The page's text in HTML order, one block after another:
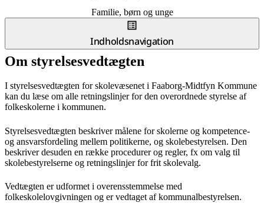
Familie, børn og unge
Indholdsnavigation
Om styrelsesvedtægten
I styrelsesvedtægten for skolevæsenet i Faaborg-Midtfyn Kommune
kan du læse om alle retningslinjer for den overordnede styrelse af
folkeskolerne i kommunen.
Styrelsesvedtægten beskriver målene for skolerne og kompetence-
og ansvarsfordeling mellem politikerne, og skolebestyrelsen. Den
beskriver desuden en række procedurer og regler, fx om valg til
skolebestyrelserne og retningslinjer for frit skolevalg.
Vedtægten er udformet i overensstemmelse med
folkeskolelovgivningen og er vedtaget af kommunalbestyrelsen.